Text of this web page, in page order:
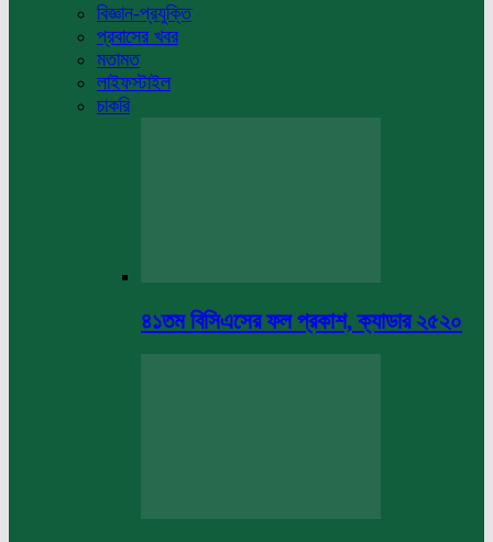
বিজ্ঞান-প্রযুক্তি
প্রবাসের খবর
মতামত
লাইফস্টাইল
চাকরি
৪১তম বিসিএসের ফল প্রকাশ, ক্যাডার ২৫২০